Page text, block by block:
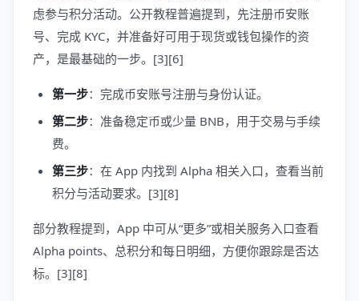
虑参与积分活动。公开教程普遍提到，先注册币安账
号、完成 KYC，并准备好可用于现货或钱包操作的资
产，是最基础的一步。[3][6]
第一步：完成币安账号注册与身份认证。
第二步：准备稳定币或少量 BNB，用于交易与手续
费。
第三步：在 App 内找到 Alpha 相关入口，查看当前
积分与活动要求。[3][8]
部分教程提到，App 中可从“更多”或相关服务入口查看
Alpha points、总积分和每日明细，方便你跟踪是否达
标。[3][8]